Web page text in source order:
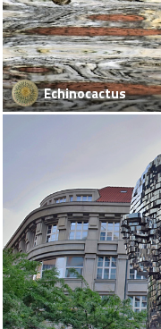
Echinocactus